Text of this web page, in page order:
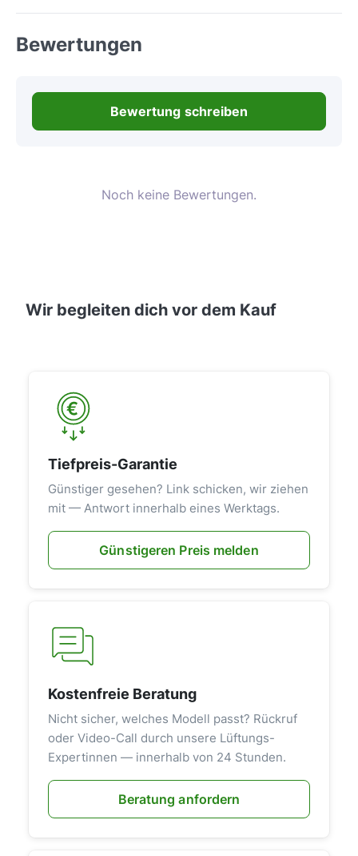
Bewertungen
Bewertung schreiben
Noch keine Bewertungen.
Wir begleiten dich vor dem Kauf
Tiefpreis-Garantie
Günstiger gesehen? Link schicken, wir ziehen
mit — Antwort innerhalb eines Werktags.
Günstigeren Preis melden
Kostenfreie Beratung
Nicht sicher, welches Modell passt? Rückruf
oder Video-Call durch unsere Lüftungs-
Expertinnen — innerhalb von 24 Stunden.
Beratung anfordern